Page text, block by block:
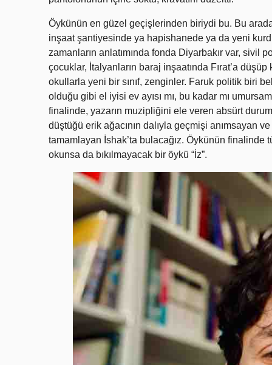
Öykünün en güzel geçişlerinden biriydi bu. Bu
inşaat şantiyesinde ya hapishanede ya da yeni
zamanların anlatımında fonda Diyarbakır var, sivil
çocuklar, İtalyanların baraj inşaatında Fırat’a
okullarla yeni bir sınıf, zenginler. Faruk politik biri
olduğu gibi el iyisi ev ayısı mı, bu kadar mı
finalinde, yazarın muzipliğini ele veren absürt
düştüğü erik ağacının dalıyla geçmişi anımsayan
tamamlayan İshak’ta bulacağız. Öykünün finalinde
okunsa da bıkılmayacak bir öykü “İz”.